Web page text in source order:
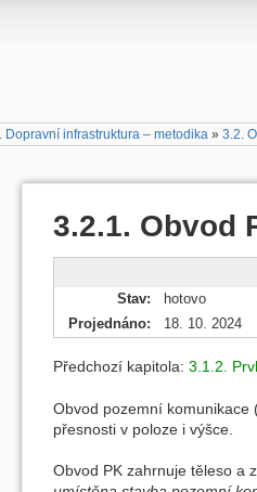
Dopravní infrastruktura – metodika »3.2.
3.2.1. Obvod
Stav
hotovo
Projednáno
18. 10. 2024
Předchozí kapitola: 3.1.2.
Obvod pozemní komunikace
přesnosti v poloze i výšce.
Obvod PK zahrnuje těleso a